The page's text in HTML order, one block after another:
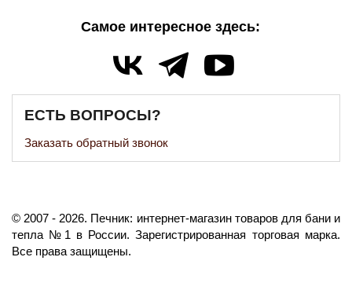
Самое интересное здесь:
ЕСТЬ ВОПРОСЫ?
Заказать обратный звонок
©️ 2007 - 2026. Печник: интернет-магазин товаров для бани и
тепла №1 в России. Зарегистрированная торговая марка.
Все права защищены.